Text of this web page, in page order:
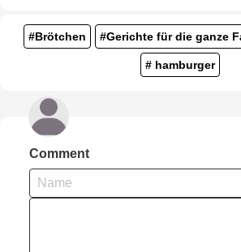
#Brötchen #Gerichte für die ganze
# hamburger
Comment